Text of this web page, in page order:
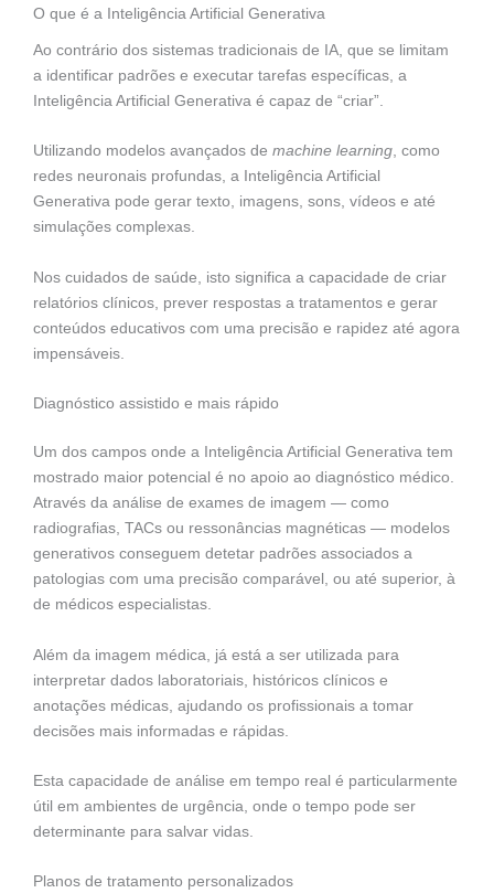
O que é a Inteligência Artificial Generativa
Ao contrário dos sistemas tradicionais de IA, que se limitam
a identificar padrões e executar tarefas específicas, a
Inteligência Artificial Generativa é capaz de “criar”.
Utilizando modelos avançados de machine learning, como
redes neuronais profundas, a Inteligência Artificial
Generativa pode gerar texto, imagens, sons, vídeos e até
simulações complexas.
Nos cuidados de saúde, isto significa a capacidade de criar
relatórios clínicos, prever respostas a tratamentos e gerar
conteúdos educativos com uma precisão e rapidez até agora
impensáveis.
Diagnóstico assistido e mais rápido
Um dos campos onde a Inteligência Artificial Generativa tem
mostrado maior potencial é no apoio ao diagnóstico médico.
Através da análise de exames de imagem — como
radiografias, TACs ou ressonâncias magnéticas — modelos
generativos conseguem detetar padrões associados a
patologias com uma precisão comparável, ou até superior, à
de médicos especialistas.
Além da imagem médica, já está a ser utilizada para
interpretar dados laboratoriais, históricos clínicos e
anotações médicas, ajudando os profissionais a tomar
decisões mais informadas e rápidas.
Esta capacidade de análise em tempo real é particularmente
útil em ambientes de urgência, onde o tempo pode ser
determinante para salvar vidas.
Planos de tratamento personalizados